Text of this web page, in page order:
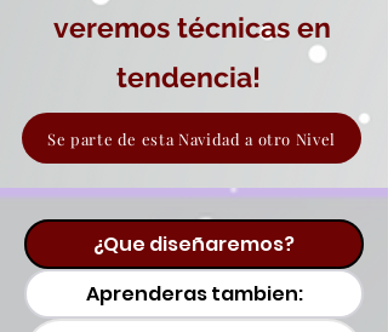
veremos técnicas en
tendencia!
Se parte de esta Navidad a otro Nivel
¿Que diseñaremos?
Aprenderas tambien: